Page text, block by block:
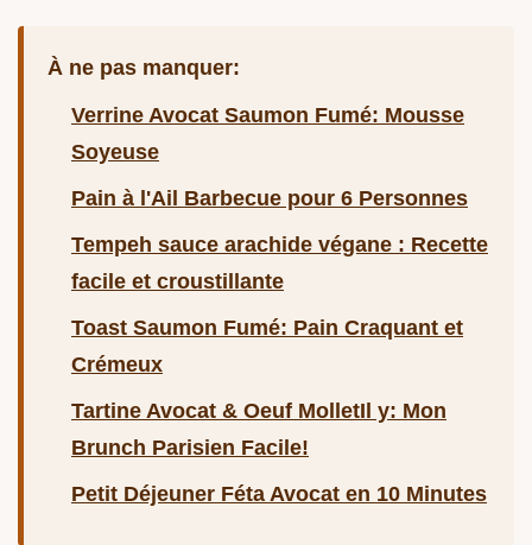
À ne pas manquer:
Verrine Avocat Saumon Fumé: Mousse
Soyeuse
Pain à l'Ail Barbecue pour 6 Personnes
Tempeh sauce arachide végane : Recette
facile et croustillante
Toast Saumon Fumé: Pain Craquant et
Crémeux
Tartine Avocat & Oeuf MolletIl y: Mon
Brunch Parisien Facile!
Petit Déjeuner Féta Avocat en 10 Minutes